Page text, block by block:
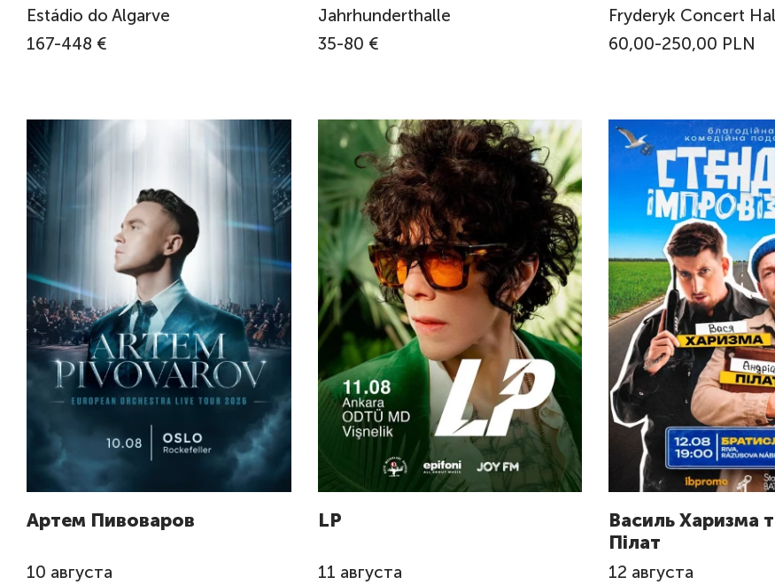
Estádio do Algarve
167-448 €
Jahrhunderthalle
35-80 €
Fryderyk Concert
60,00-250,00 PLN
Артем Пивоваров
10 августа
LP
11 августа
Василь Харизма
Пілат
12 августа